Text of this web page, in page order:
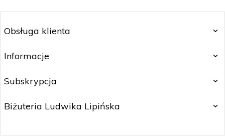
Obsługa klienta
Informacje
Subskrypcja
Biżuteria Ludwika Lipińska